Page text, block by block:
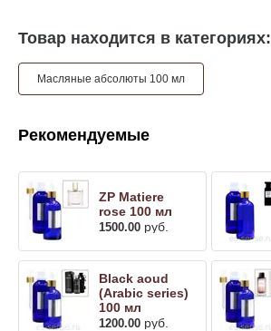
Товар находится в категориях:
Масляные абсолюты 100 мл
Рекомендуемые
ZP Matiere
rose 100 мл
1500.00 руб.
Black aoud
(Arabic series)
100 мл
1200.00 руб.